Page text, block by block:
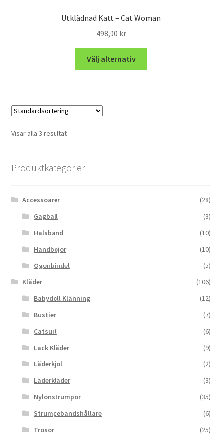
Utklädnad Katt – Cat Woman
498,00 kr
Välj alternativ
Visar alla 3 resultat
Produktkategorier
Accessoarer
(28)
Gagball
(3)
Halsband
(10)
Handbojor
(10)
Ögonbindel
(5)
Kläder
(106)
Babydoll Klänning
(12)
Bustier
(7)
Catsuit
(6)
Lack Kläder
(9)
Läderkjol
(2)
Läderkläder
(3)
Nylonstrumpor
(35)
Strumpebandshållare
(6)
Trosor
(25)